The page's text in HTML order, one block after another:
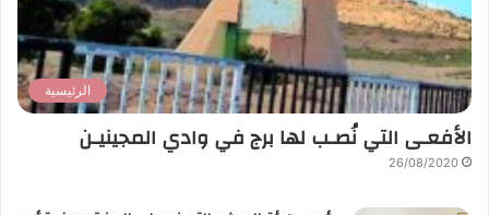
الرئيسية
الأفعـى التي نُصـب لها برج في وادي المجينيـن
26/08/2020